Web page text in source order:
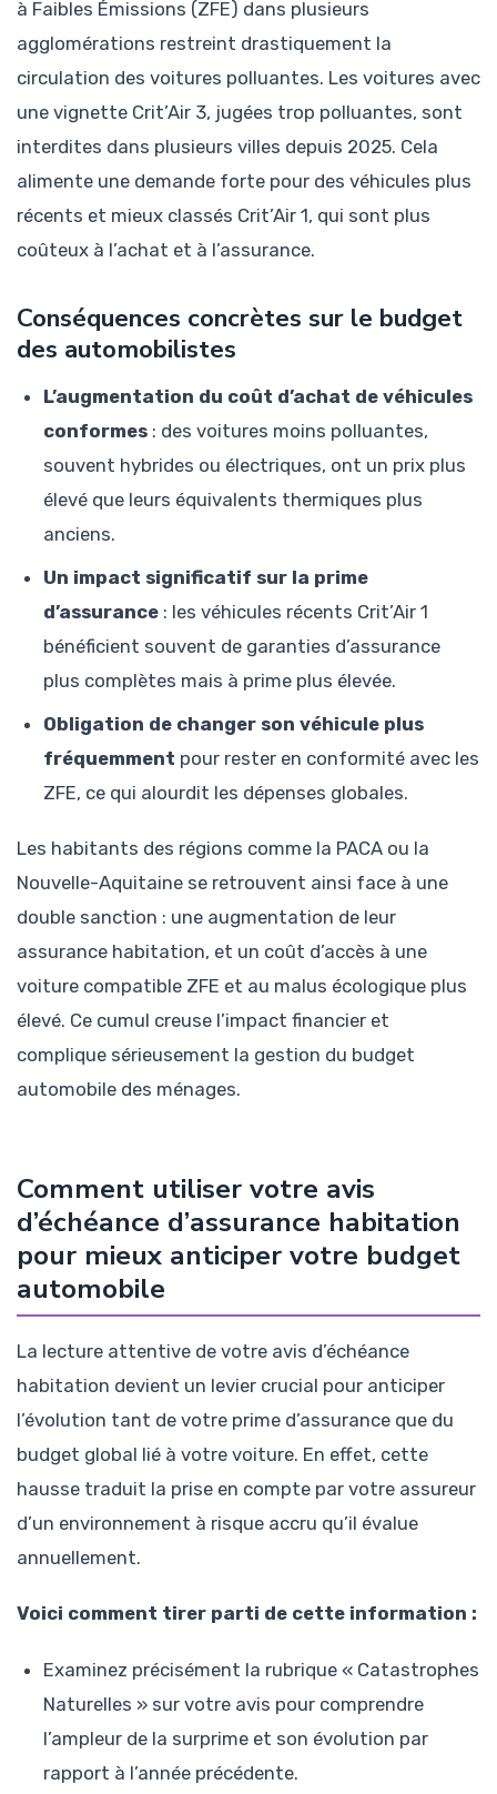
à Faibles Émissions (ZFE) dans plusieurs
agglomérations restreint drastiquement la
circulation des voitures polluantes. Les voitures avec
une vignette Crit’Air 3, jugées trop polluantes, sont
interdites dans plusieurs villes depuis 2025. Cela
alimente une demande forte pour des véhicules plus
récents et mieux classés Crit’Air 1, qui sont plus
coûteux à l’achat et à l’assurance.
Conséquences concrètes sur le budget
des automobilistes
L’augmentation du coût d’achat de véhicules
conformes : des voitures moins polluantes,
souvent hybrides ou électriques, ont un prix plus
élevé que leurs équivalents thermiques plus
anciens.
Un impact significatif sur la prime
d’assurance : les véhicules récents Crit’Air 1
bénéficient souvent de garanties d’assurance
plus complètes mais à prime plus élevée.
Obligation de changer son véhicule plus
fréquemment pour rester en conformité avec les
ZFE, ce qui alourdit les dépenses globales.
Les habitants des régions comme la PACA ou la
Nouvelle-Aquitaine se retrouvent ainsi face à une
double sanction : une augmentation de leur
assurance habitation, et un coût d’accès à une
voiture compatible ZFE et au malus écologique plus
élevé. Ce cumul creuse l’impact financier et
complique sérieusement la gestion du budget
automobile des ménages.
Comment utiliser votre avis
d’échéance d’assurance habitation
pour mieux anticiper votre budget
automobile
La lecture attentive de votre avis d’échéance
habitation devient un levier crucial pour anticiper
l’évolution tant de votre prime d’assurance que du
budget global lié à votre voiture. En effet, cette
hausse traduit la prise en compte par votre assureur
d’un environnement à risque accru qu’il évalue
annuellement.
Voici comment tirer parti de cette information :
Examinez précisément la rubrique « Catastrophes
Naturelles » sur votre avis pour comprendre
l’ampleur de la surprime et son évolution par
rapport à l’année précédente.